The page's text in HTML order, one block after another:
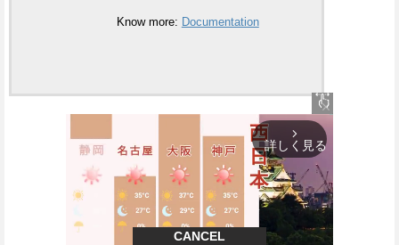
Know more: Documentation
close
arrow_forward_ios
詳しく見る
CANCEL